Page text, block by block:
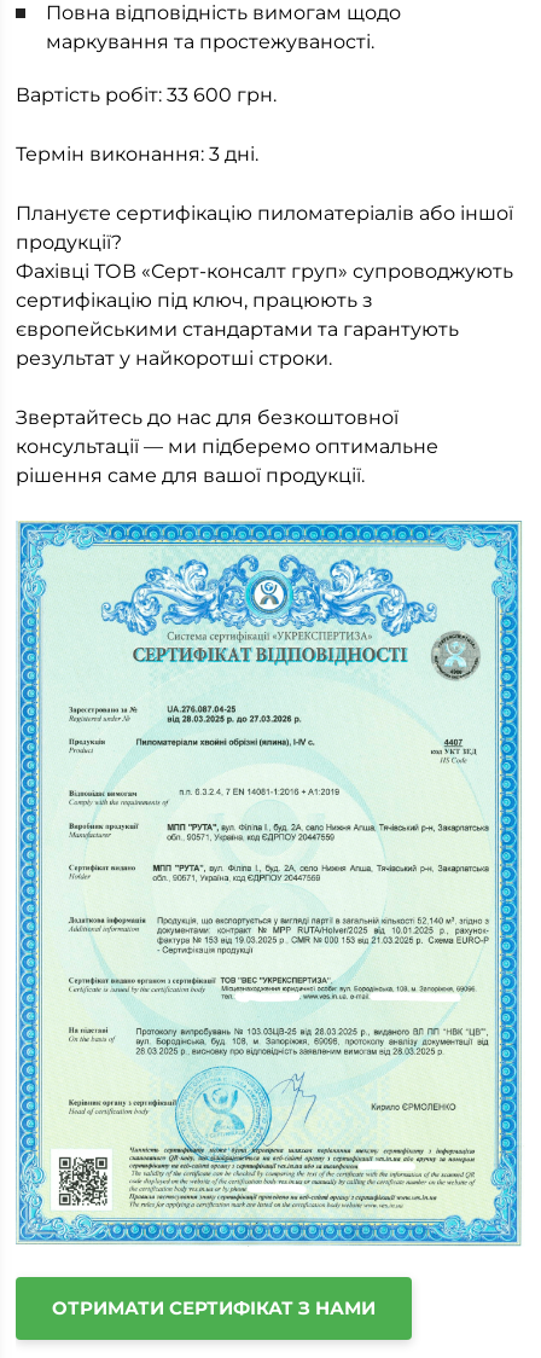
Повна відповідність вимогам щодо
маркування та простежуваності.
Вартість робіт: 33 600 грн.
Термін виконання: 3 дні.
Плануєте сертифікацію пиломатеріалів або іншої
продукції?
Фахівці ТОВ «Серт-консалт груп» супроводжують
сертифікацію під ключ, працюють з
європейськими стандартами та гарантують
результат у найкоротші строки.
Звертайтесь до нас для безкоштовної
консультації — ми підберемо оптимальне
рішення саме для вашої продукції.
ОТРИМАТИ СЕРТИФІКАТ З НАМИ